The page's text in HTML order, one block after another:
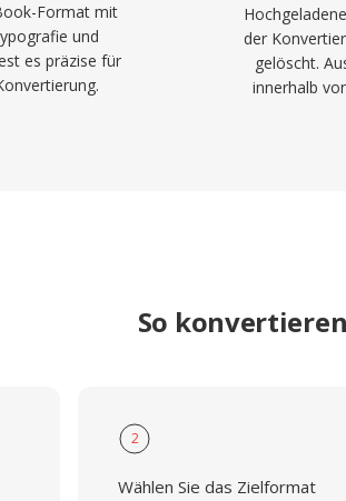
Format mit
und
es präzise für
der
gelöscht.
innerhalb
So
2
Wählen Sie das Zielformat